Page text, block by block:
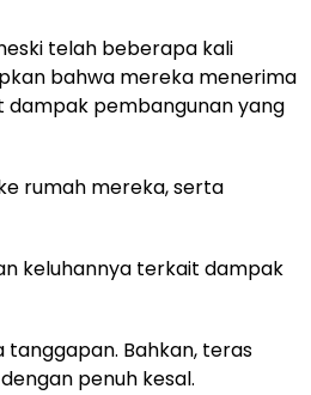
telah beberapa kali
bahwa mereka menerima
pembangunan yang
rumah mereka, serta
keluhannya terkait dampak
tanggapan. Bahkan, teras
penuh kesal.